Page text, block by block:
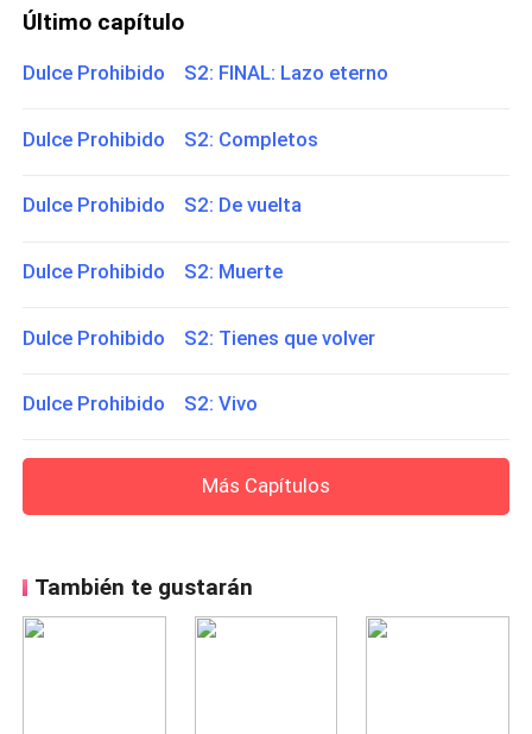
Último capítulo
Dulce Prohibido S2: FINAL: Lazo eterno
Dulce Prohibido S2: Completos
Dulce Prohibido S2: De vuelta
Dulce Prohibido S2: Muerte
Dulce Prohibido S2: Tienes que volver
Dulce Prohibido S2: Vivo
Más Capítulos
También te gustarán